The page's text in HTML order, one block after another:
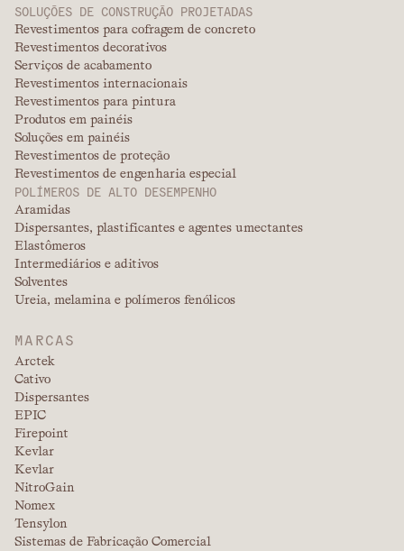
SOLUÇÕES DE CONSTRUÇÃO PROJETADAS
Revestimentos para cofragem de concreto
Revestimentos decorativos
Serviços de acabamento
Revestimentos internacionais
Revestimentos para pintura
Produtos em painéis
Soluções em painéis
Revestimentos de proteção
Revestimentos de engenharia especial
POLÍMEROS DE ALTO DESEMPENHO
Aramidas
Dispersantes, plastificantes e agentes umectantes
Elastômeros
Intermediários e aditivos
Solventes
Ureia, melamina e polímeros fenólicos
MARCAS
Arctek
Cativo
Dispersantes
EPIC
Firepoint
Kevlar
Kevlar
NitroGain
Nomex
Tensylon
Sistemas de Fabricação Comercial